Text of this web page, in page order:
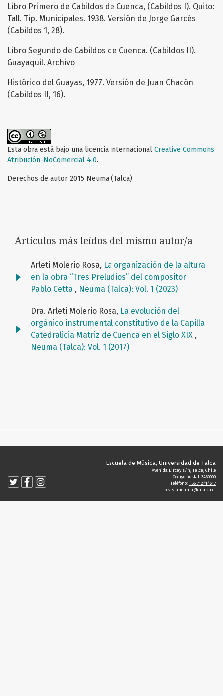
Libro Primero de Cabildos de Cuenca, (Cabildos I). Quito:
Tall. Tip. Municipales. 1938. Versión de Jorge Garcés
(Cabildos 1, 28).
Libro Segundo de Cabildos de Cuenca. (Cabildos II).
Guayaquil. Archivo
Histórico del Guayas, 1977. Versión de Juan Chacón
(Cabildos II, 16).
Esta obra está bajo una licencia internacional Creative Commons
Atribución-NoComercial 4.0.
Derechos de autor 2015 Neuma (Talca)
Artículos más leídos del mismo autor/a
Arleti Molerio Rosa, La organización de la altura
en la obra “Tres Preludios” del compositor
Pablo Cetta , Neuma (Talca): Vol. 1 (2023)
Dra. Arleti Molerio Rosa, La evolución del
orgánico instrumental constitutivo de la Capilla
Catedralicia Matriz de Cuenca en el Siglo XIX ,
Neuma (Talca): Vol. 1 (2017)
Escuela de Música, Universidad de Talca
Avenida Lircay s/n, Talca, Chile
Código postal: 3460000
Teléfono: +56 712414617
revistaneuma@utalca.cl